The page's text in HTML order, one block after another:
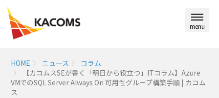
menu
HOME ニュース
コラム
【カコムスSEが書く「明日から役立つ」ITコラム】Azure
VMでのSQL Server Always On 可用性グループ構築手順 | カコム
ス